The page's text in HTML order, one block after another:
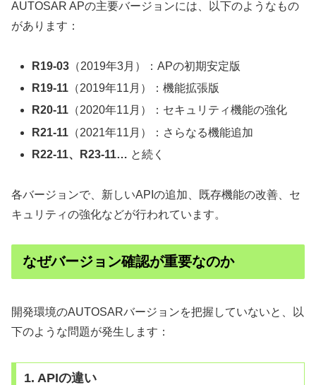
AUTOSAR APの主要バージョンには、以下のようなもの
があります：
R19-03 （2019年3月）：APの初期安定版
R19-11 （2019年11月）：機能拡張版
R20-11 （2020年11月）：セキュリティ機能の強化
R21-11 （2021年11月）：さらなる機能追加
R22-11、R23-11… と続く
各バージョンで、新しいAPIの追加、既存機能の改善、セ
キュリティの強化などが行われています。
なぜバージョン確認が重要なのか
開発環境のAUTOSARバージョンを把握していないと、以
下のような問題が発生します：
1. APIの違い